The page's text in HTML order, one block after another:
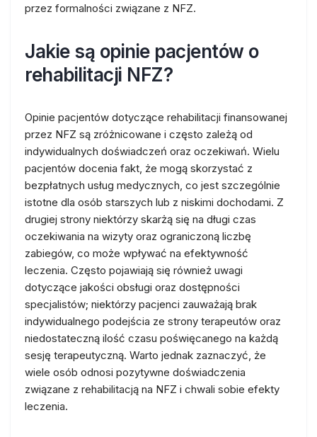
przez formalności związane z NFZ.
Jakie są opinie pacjentów o
rehabilitacji NFZ?
Opinie pacjentów dotyczące rehabilitacji finansowanej
przez NFZ są zróżnicowane i często zależą od
indywidualnych doświadczeń oraz oczekiwań. Wielu
pacjentów docenia fakt, że mogą skorzystać z
bezpłatnych usług medycznych, co jest szczególnie
istotne dla osób starszych lub z niskimi dochodami. Z
drugiej strony niektórzy skarżą się na długi czas
oczekiwania na wizyty oraz ograniczoną liczbę
zabiegów, co może wpływać na efektywność
leczenia. Często pojawiają się również uwagi
dotyczące jakości obsługi oraz dostępności
specjalistów; niektórzy pacjenci zauważają brak
indywidualnego podejścia ze strony terapeutów oraz
niedostateczną ilość czasu poświęcanego na każdą
sesję terapeutyczną. Warto jednak zaznaczyć, że
wiele osób odnosi pozytywne doświadczenia
związane z rehabilitacją na NFZ i chwali sobie efekty
leczenia.